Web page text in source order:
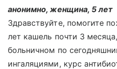
анонимно, женщина, 5 лет
Здравствуйте, помогите
лет кашель почти 3
больничном по
ингаляциями, курс